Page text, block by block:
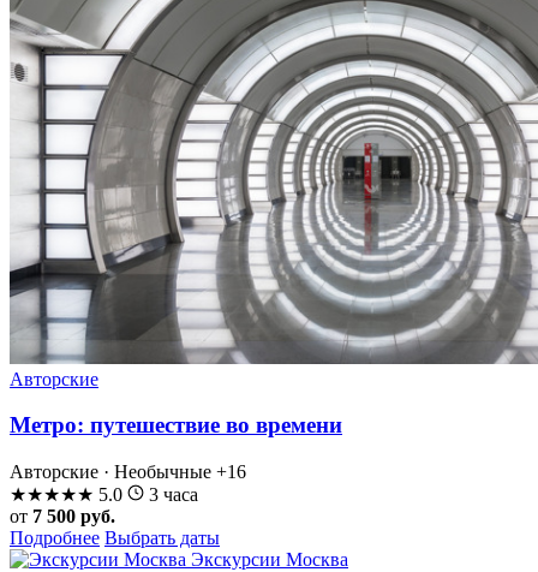
Авторские
Метро: путешествие во времени
Авторские · Необычные +16
★★★★★ 5.0
3 часа
от 7 500 руб.
Подробнее Выбрать даты
Экскурсии Москва